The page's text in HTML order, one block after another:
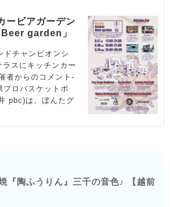
『陶ふうりん』三千の音色♪ 【越前